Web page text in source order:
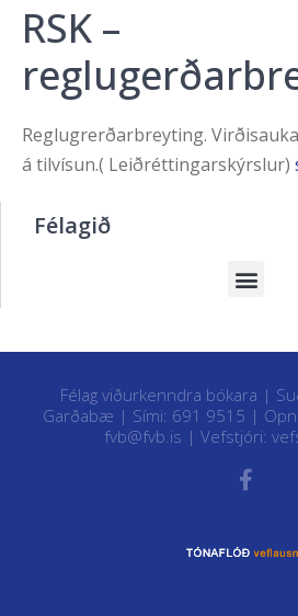
RSK –
Reglugrerðarbreyting.
á tilvísun.( Leiðréttingarskýrslur)
Félagið
Félag viðurkenndra bókara |
Garðabæ | Sími: 691 9515 |
fvb@fvb.is | Vefstjóri: